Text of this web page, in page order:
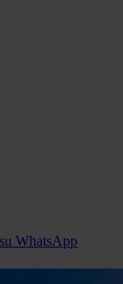
WhatsApp